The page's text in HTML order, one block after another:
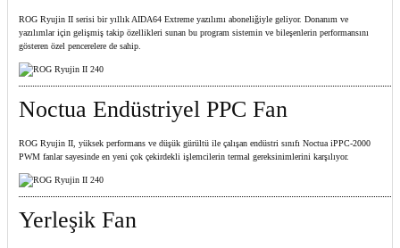
ROG Ryujin II serisi bir yıllık AIDA64 Extreme yazılımı aboneliğiyle geliyor. Donanım ve
yazılımlar için gelişmiş takip özellikleri sunan bu program sistemin ve bileşenlerin performansını
gösteren özel pencerelere de sahip.​
Noctua Endüstriyel PPC Fan
ROG Ryujin II, yüksek performans ve düşük gürültü ile çalışan endüstri sınıfı Noctua iPPC-2000
PWM fanlar sayesinde en yeni çok çekirdekli işlemcilerin termal gereksinimlerini karşılıyor.
Yerleşik Fan